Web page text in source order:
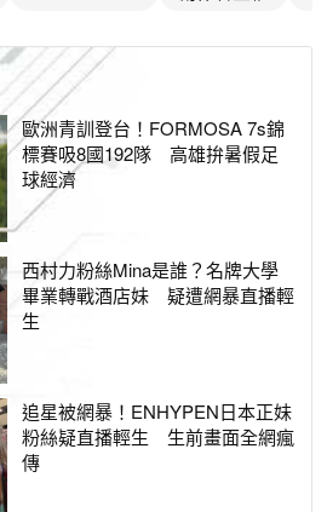
歐洲青訓登台！FORMOSA 7s錦
標賽吸8國192隊 高雄拚暑假足
球經濟
西村力粉絲Mina是誰？名牌大學
畢業轉戰酒店妹 疑遭網暴直播輕
生
追星被網暴！ENHYPEN日本正妹
粉絲疑直播輕生 生前畫面全網瘋
傳